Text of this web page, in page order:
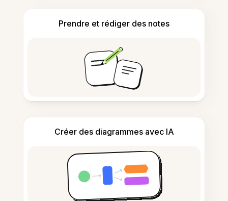
Prendre et rédiger des notes
Créer des diagrammes avec IA